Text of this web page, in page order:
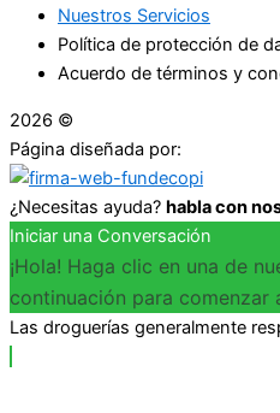
Nuestros Servicios
Política de protección de
Acuerdo de términos y
2026 ©
Página diseñada por:
¿Necesitas ayuda? habla con
Iniciar una Conversación
¡Hola! Haga clic en una de
continuación para comenzar
Las droguerías generalmente